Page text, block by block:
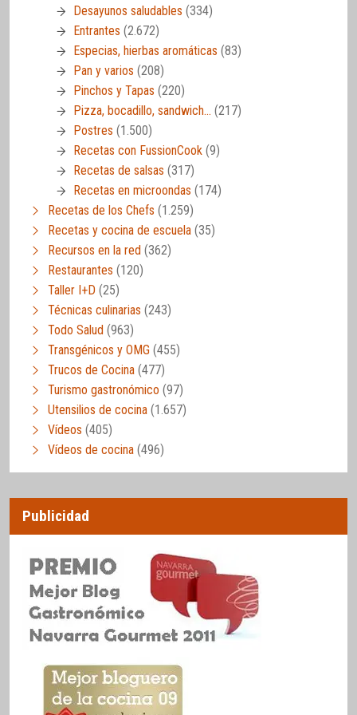
Desayunos saludables (334)
Entrantes (2.672)
Especias, hierbas aromáticas (83)
Pan y varios (208)
Pinchos y Tapas (220)
Pizza, bocadillo, sandwich… (217)
Postres (1.500)
Recetas con FussionCook (9)
Recetas de salsas (317)
Recetas en microondas (174)
Recetas de los Chefs (1.259)
Recetas y cocina de escuela (35)
Recursos en la red (362)
Restaurantes (120)
Taller I+D (25)
Técnicas culinarias (243)
Todo Salud (963)
Transgénicos y OMG (455)
Trucos de Cocina (477)
Turismo gastronómico (97)
Utensilios de cocina (1.657)
Vídeos (405)
Vídeos de cocina (496)
Publicidad